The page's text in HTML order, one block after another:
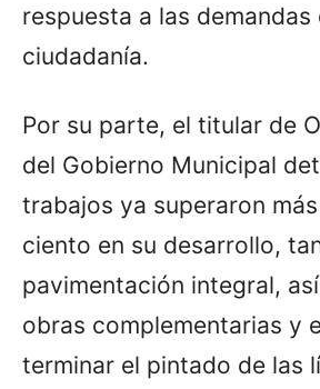
respuesta a las demandas
ciudadanía.
Por su parte, el titular de
del Gobierno Municipal
trabajos ya superaron
ciento en su desarrollo,
pavimentación integral,
obras complementarias y
terminar el pintado de las